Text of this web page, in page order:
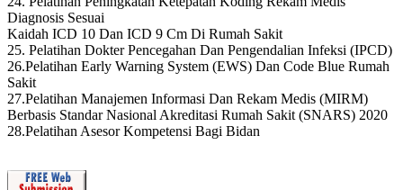
Diagnosis Sesuai
Kaidah ICD 10 Dan ICD 9 Cm Di Rumah Sakit
25. Pelatihan Dokter Pencegahan Dan Pengendalian Infeksi (IPCD)
26.Pelatihan Early Warning System (EWS) Dan Code Blue Rumah
Sakit
27.Pelatihan Manajemen Informasi Dan Rekam Medis (MIRM)
Berbasis Standar Nasional Akreditasi Rumah Sakit (SNARS) 2020
28.Pelatihan Asesor Kompetensi Bagi Bidan